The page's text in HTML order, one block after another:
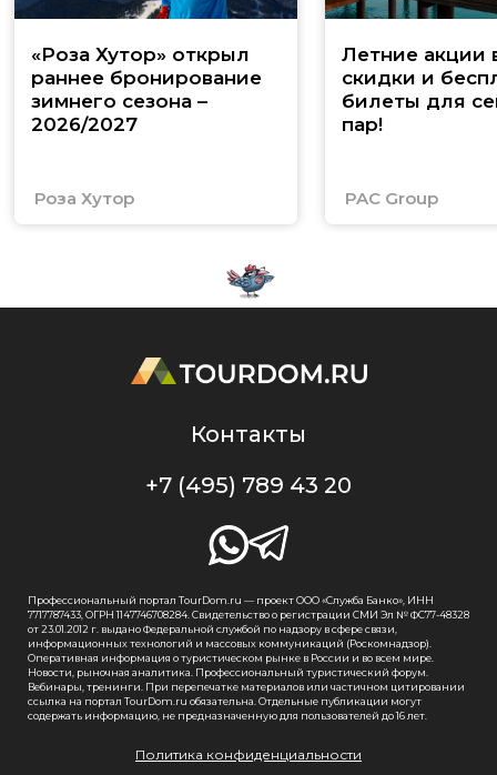
«Роза Хутор» открыл
раннее бронирование
зимнего сезона –
2026/2027
Роза Хутор
Летние акции
скидки и
билеты для
пар!
PAC Group
Контакты
+7 (495) 789 43 20
Профессиональный портал TourDom.ru — проект ООО «Служба Банко», ИНН
7717787433, ОГРН 1147746708284. Свидетельство о регистрации СМИ Эл № ФС77-48328
от 23.01.2012 г. выдано Федеральной службой по надзору в сфере связи,
информационных технологий и массовых коммуникаций (Роскомнадзор).
Оперативная информация о туристическом рынке в России и во всем мире.
Новости, рыночная аналитика. Профессиональный туристический форум.
Вебинары, тренинги. При перепечатке материалов или частичном цитировании
ссылка на портал TourDom.ru обязательна. Отдельные публикации могут
содержать информацию, не предназначенную для пользователей до 16 лет.
Политика конфиденциальности